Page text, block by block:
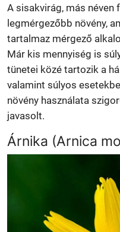
A sisakvirág, más néven
legmérgezőbb növény,
tartalmaz mérgező
Már kis mennyiség is
tünetei közé tartozik a
valamint súlyos
növény használata
javasolt.
Árnika (Arnica